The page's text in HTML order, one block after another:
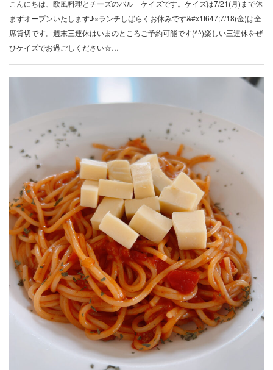
こんにちは、欧風料理とチーズのバル ケイズです。ケイズは7/21(月)まで休
まずオープンいたします♪※ランチしばらくお休みです&#x1f647;7/18(金)は全
席貸切です。週末三連休はいまのところご予約可能です(^^)楽しい三連休をぜ
ひケイズでお過ごしください☆…